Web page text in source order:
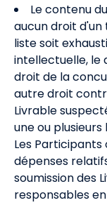
Le contenu
aucun droit
liste soit
intellectuelle, le
droit de la
autre droit
Livrable
une ou
Les
dépenses
soumission des
responsables